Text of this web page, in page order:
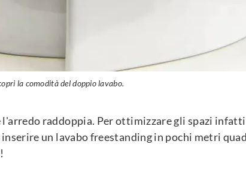
la comodità del doppio lavabo.
raddoppia. Per ottimizzare gli spazi
un lavabo freestanding in pochi metri